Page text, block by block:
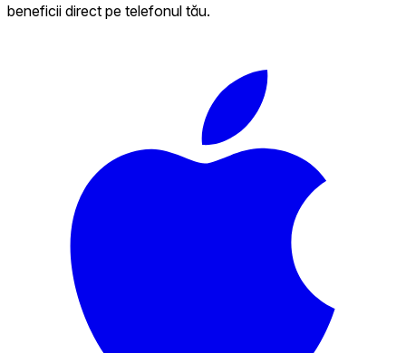
beneficii direct pe telefonul tău.